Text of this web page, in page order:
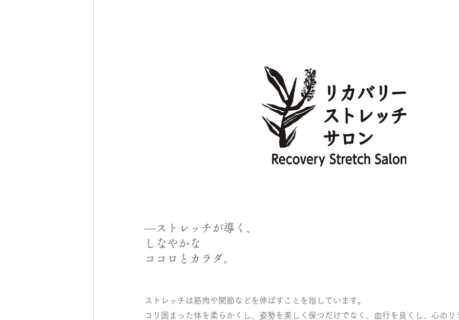
―ストレッチが導く、
しなやかな
ココロとカラダ。
ストレッチは筋肉や関節などを伸ばすことを指しています。
コリ固まった体を柔らかくし、姿勢を美しく保つだけでなく、血行を良くし、心のリ